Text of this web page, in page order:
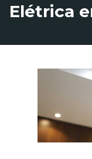
REFORMA
Elétrica